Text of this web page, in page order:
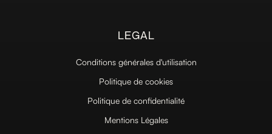
LEGAL
Conditions générales d'utilisation
Politique de cookies
Politique de confidentialité
Mentions Légales